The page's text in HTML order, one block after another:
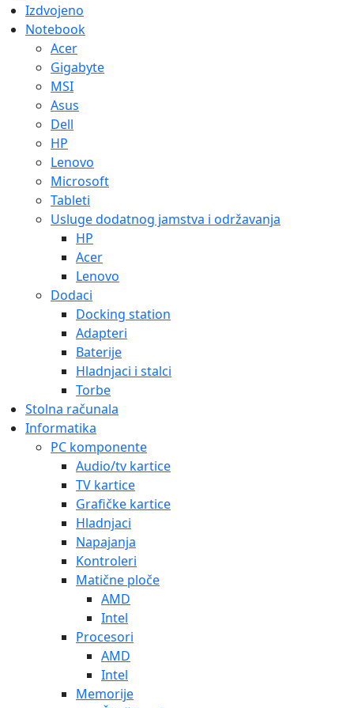
Izdvojeno
Notebook
Acer
Gigabyte
MSI
Asus
Dell
HP
Lenovo
Microsoft
Tableti
Usluge dodatnog jamstva i održavanja
HP
Acer
Lenovo
Dodaci
Docking station
Adapteri
Baterije
Hladnjaci i stalci
Torbe
Stolna računala
Informatika
PC komponente
Audio/tv kartice
TV kartice
Grafičke kartice
Hladnjaci
Napajanja
Kontroleri
Matične ploče
AMD
Intel
Procesori
AMD
Intel
Memorije